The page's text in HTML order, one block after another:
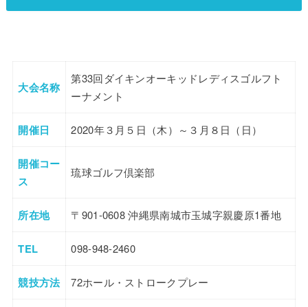
大会名称
第33回ダイキンオーキッドレディスゴルフト
ーナメント
開催日 2020年３月５日（木）～３月８日（日）
開催コー
ス
琉球ゴルフ倶楽部
所在地 〒901-0608 沖縄県南城市玉城字親慶原1番地
TEL 098-948-2460
競技方法 72ホール・ストロークプレー